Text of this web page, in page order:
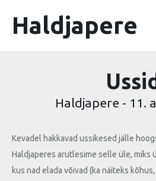
Haldjapere
Haldjapere - 11.
Kevadel hakkavad ussikesed jälle
Haldjaperes arutlesime selle üle, miks
kus nad elada võivad (ka näiteks